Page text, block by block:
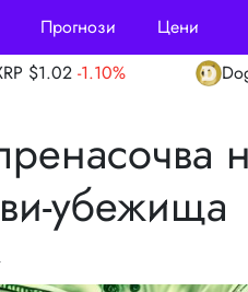
Прогнози
Цени
Dogecoin $0.0698 1.40%
убежища